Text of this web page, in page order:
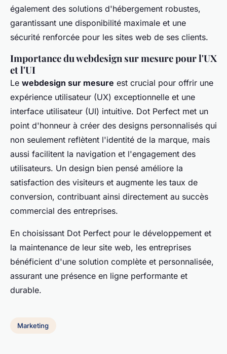
également des solutions d'hébergement robustes,
garantissant une disponibilité maximale et une
sécurité renforcée pour les sites web de ses clients.
Importance du webdesign sur mesure pour l'UX
et l'UI
Le webdesign sur mesure est crucial pour offrir une
expérience utilisateur (UX) exceptionnelle et une
interface utilisateur (UI) intuitive. Dot Perfect met un
point d'honneur à créer des designs personnalisés qui
non seulement reflètent l'identité de la marque, mais
aussi facilitent la navigation et l'engagement des
utilisateurs. Un design bien pensé améliore la
satisfaction des visiteurs et augmente les taux de
conversion, contribuant ainsi directement au succès
commercial des entreprises.
En choisissant Dot Perfect pour le développement et
la maintenance de leur site web, les entreprises
bénéficient d'une solution complète et personnalisée,
assurant une présence en ligne performante et
durable.
Marketing